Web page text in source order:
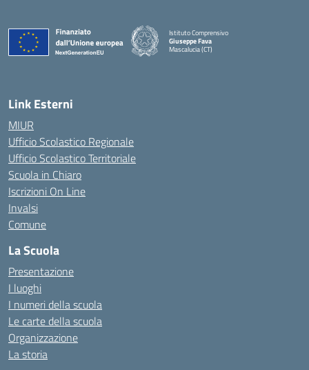
Istituto Comprensivo
Giuseppe Fava
Mascalucia (CT)
Link Esterni
MIUR
Ufficio Scolastico Regionale
Ufficio Scolastico Territoriale
Scuola in Chiaro
Iscrizioni On Line
Invalsi
Comune
La Scuola
Presentazione
I luoghi
I numeri della scuola
Le carte della scuola
Organizzazione
La storia